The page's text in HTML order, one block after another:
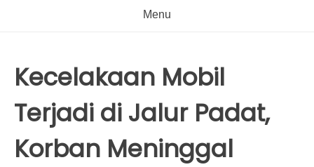
Menu
Kecelakaan Mobil
Terjadi di Jalur Padat,
Korban Meninggal